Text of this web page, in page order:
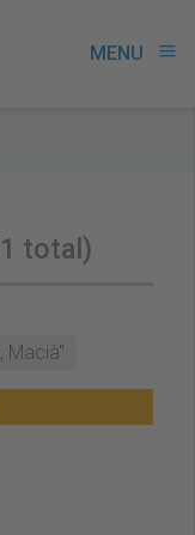
MENU menu
total)
Macià"